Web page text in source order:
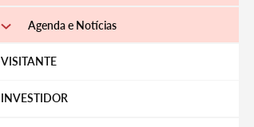
Agenda e Notícias
VISITANTE
INVESTIDOR